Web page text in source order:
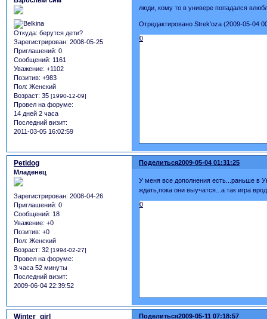
Откуда: берутся дети?
Зарегистрирован: 2008-05-25
Приглашений: 0
Сообщений: 1161
Уважение: +1102
Позитив: +983
Пол: Женский
Возраст: 35 [1990-12-09]
Провел на форуме:
14 дней 2 часа
Последний визит:
2011-03-05 16:02:59
люди, кому то в универе попадался
Отредактировано Strek'oza (2009-05-04
0
Поделиться2009-05-04 01:31:25
Petidog
Младенец
Зарегистрирован: 2008-04-26
Приглашений: 0
Сообщений: 18
Уважение: +0
Позитив: +0
Пол: Женский
Возраст: 32 [1994-02-27]
Провел на форуме:
3 часа 52 минуты
Последний визит:
2009-06-04 22:39:52
У меня все дополнения есть...раньше в
ждать,пока они выучатся...а так игра
0
Поделиться2009-05-11 07:18:57
Winter_girl